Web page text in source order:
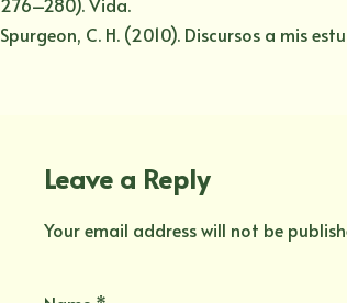
Spurgeon, C. H. (2010). Discursos a mis
Leave a Reply
Your email address will not be